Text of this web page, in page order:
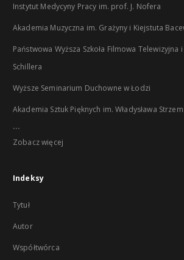
Instytut Medycyny Pracy im. prof. J. Nofera
Akademia Muzyczna im. Grażyny i Kiejstuta
Państwowa Wyższa Szkoła Filmowa Telewizyjna
Schillera
Wyższe Seminarium Duchowne w Łodzi
Akademia Sztuk Pięknych im. Władysława
...
Zobacz więcej
Indeksy
Tytuł
Autor
Współtwórca